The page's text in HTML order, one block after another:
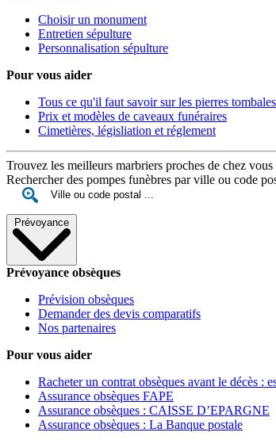
Choisir un monument
Entretien sépulture
Personnalisation sépulture
Pour vous aider
Tous ce qu'il faut savoir sur les pierres tombales
Prix et modèles de caveaux funéraires
Cimetières, législiation et réglement
Trouvez les meilleurs marbriers proches de chez vous
Rechercher des pompes funèbres par ville ou code
Prévoyance
Prévoyance obsèques
Prévision obsèques
Demander des devis comparatifs
Nos partenaires
Pour vous aider
Racheter un contrat obsèques avant le décès :
Assurance obsèques FAPE
Assurance obsèques : CAISSE D’EPARGNE
Assurance obsèques : La Banque postale